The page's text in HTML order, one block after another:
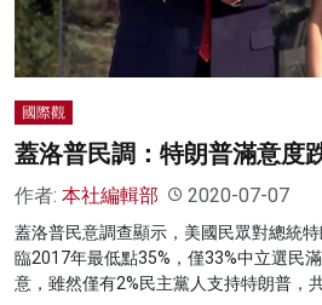
國際觀
蓋洛普民調：特朗普滿意度
作者: 本社編輯部 2020-07-07
蓋洛普民意調查顯示，美國民眾對總統
臨2017年最低點35%，僅33%中立選民
意，雖然僅有2%民主黨人支持特朗普，